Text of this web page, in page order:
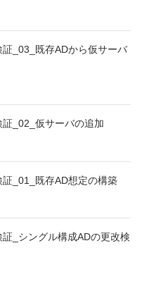
証_03_既存ADから仮サーバ
証_02_仮サーバの追加
証_01_既存AD想定の構築
証_シングル構成ADの更改検